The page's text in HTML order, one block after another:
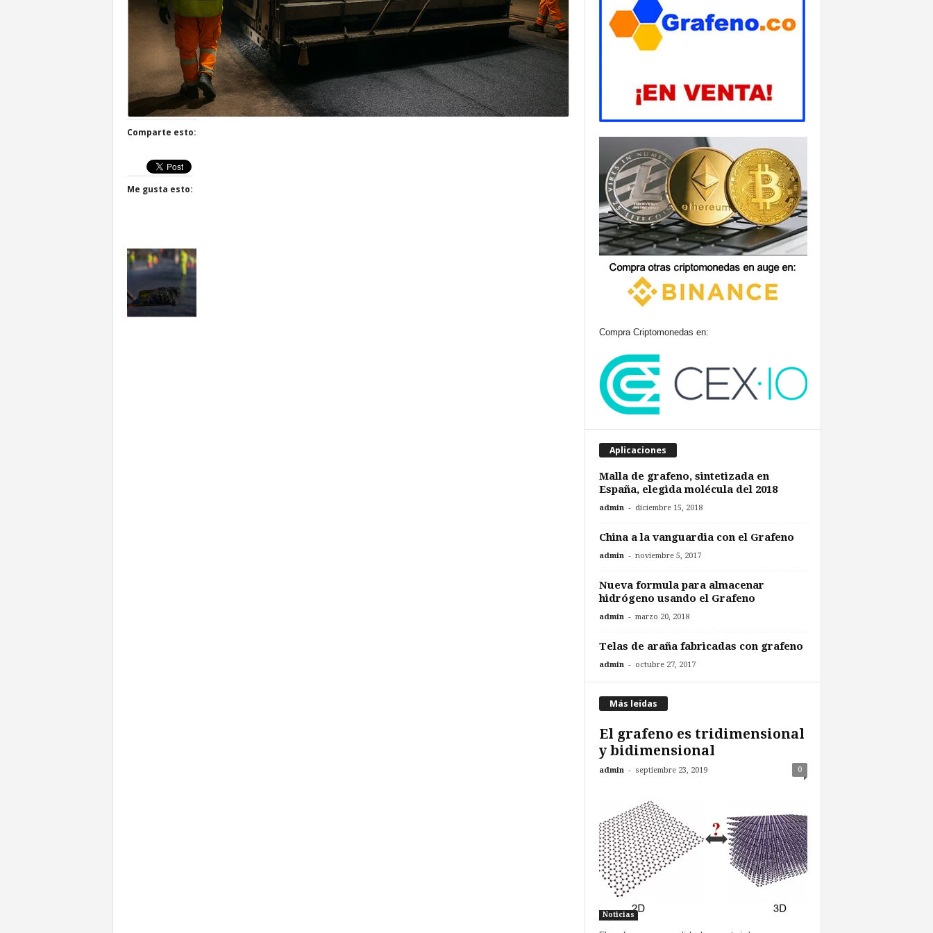
Comparte esto:
Me gusta esto:
Compra Criptomonedas en:
Aplicaciones
Malla de grafeno, sintetizada en
España, elegida molécula del 2018
admin - diciembre 15, 2018
China a la vanguardia con el Grafeno
admin - noviembre 5, 2017
Nueva formula para almacenar
hidrógeno usando el Grafeno
admin - marzo 20, 2018
Telas de araña fabricadas con grafeno
admin - octubre 27, 2017
Más leídas
El grafeno es tridimensional
y bidimensional
admin - septiembre 23, 2019 0
Noticias